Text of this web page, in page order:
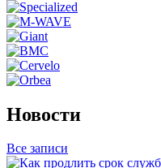
Новости
Все записи